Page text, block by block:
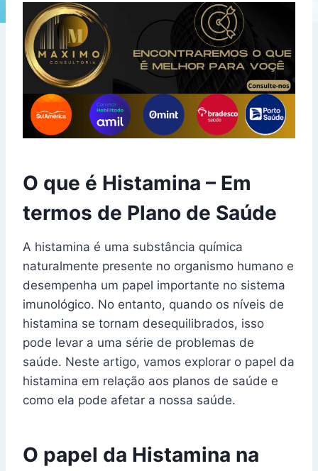
O que é Histamina – Em
termos de Plano de Saúde
A histamina é uma substância química
naturalmente presente no organismo humano e
desempenha um papel importante no sistema
imunológico. No entanto, quando os níveis de
histamina se tornam desequilibrados, isso
pode levar a uma série de problemas de
saúde. Neste artigo, vamos explorar o papel da
histamina em relação aos planos de saúde e
como ela pode afetar a nossa saúde.
O papel da Histamina na